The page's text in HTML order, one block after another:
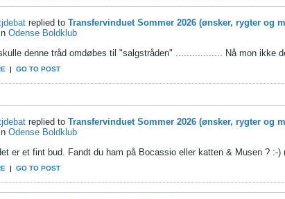
replied to Transfervinduet Sommer 2026 (ønsker, rygter og
Odense Boldklub
denne tråd omdøbes til "salgstråden" ................. Nå mon ikke
GO TO POST
replied to Transfervinduet Sommer 2026 (ønsker, rygter og
Odense Boldklub
er et fint bud. Fandt du ham på Bocassio eller katten & Musen ? :-)
| GO TO POST